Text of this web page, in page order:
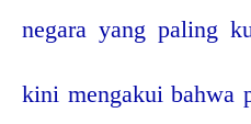
negara yang paling
kini mengakui bahwa